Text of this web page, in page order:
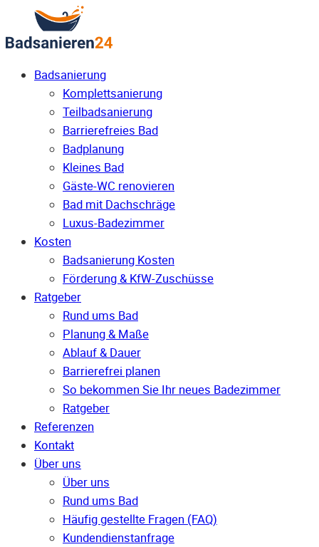
Badsanierung
Komplettsanierung
Teilbadsanierung
Barrierefreies Bad
Badplanung
Kleines Bad
Gäste-WC renovieren
Bad mit Dachschräge
Luxus-Badezimmer
Kosten
Badsanierung Kosten
Förderung & KfW-Zuschüsse
Ratgeber
Rund ums Bad
Planung & Maße
Ablauf & Dauer
Barrierefrei planen
So bekommen Sie Ihr neues Badezimmer
Ratgeber
Referenzen
Kontakt
Über uns
Über uns
Rund ums Bad
Häufig gestellte Fragen (FAQ)
Kunden­dienst­anfrage